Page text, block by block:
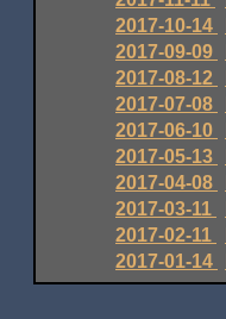
2017-10-14
2017-09-09
2017-08-12
2017-07-08
2017-06-10
2017-05-13
2017-04-08
2017-03-11
2017-02-11
2017-01-14